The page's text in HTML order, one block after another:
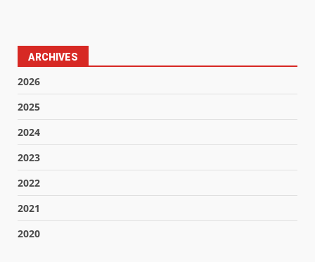
ARCHIVES
2026
2025
2024
2023
2022
2021
2020